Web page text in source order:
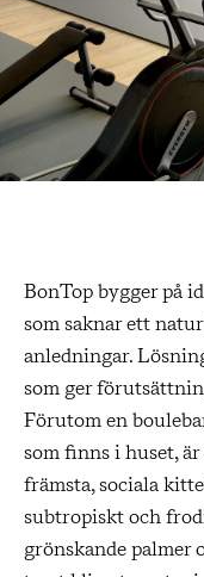
BonTop bygger på
som saknar ett
anledningar.
som ger
Förutom en
som finns i huset,
främsta, sociala
subtropiskt och
grönskande palmer